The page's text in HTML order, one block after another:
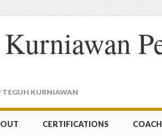
TEGUH KURNIAWAN
CERTIFICATIONS COACH